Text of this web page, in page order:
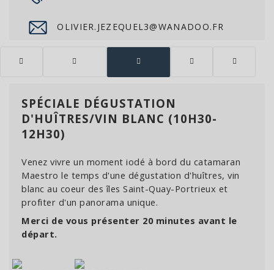
OLIVIER.JEZEQUEL3@WANADOO.FR
SPÉCIALE DÉGUSTATION
D'HUÎTRES/VIN BLANC (10H30-
12H30)
Venez vivre un moment iodé à bord du catamaran
Maestro le temps d'une dégustation d'huîtres, vin
blanc au coeur des îles Saint-Quay-Portrieux et
profiter d'un panorama unique.
Merci de vous présenter 20 minutes avant le
départ.